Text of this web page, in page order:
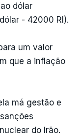
dólar
- 42000 RI).
um valor
que a inflação
má gestão e
do Irão.